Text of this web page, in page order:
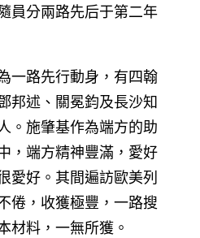
員分兩路先后于第二年
一路先行動身，有四翰
邦述、關冕鈞及長沙知
。施肇基作為端方的助
，端方精神豐滿，愛好
愛好。其間遍訪歐美列
倦，收獲極豐，一路搜
材料，一無所獲。